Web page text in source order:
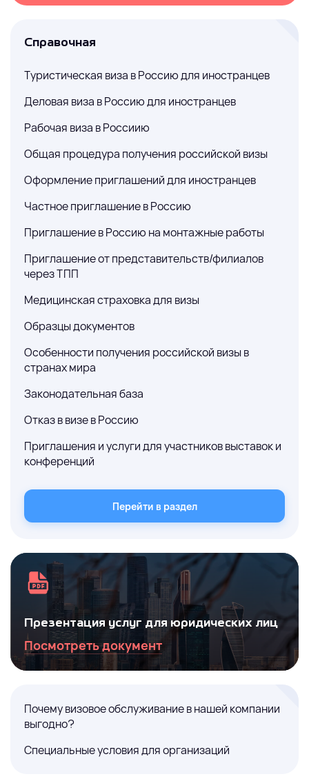
Справочная
Туристическая виза в Россию для иностранцев
Деловая виза в Россию для иностранцев
Рабочая виза в Россиию
Общая процедура получения российской визы
Оформление приглашений для иностранцев
Частное приглашение в Россию
Приглашение в Россию на монтажные работы
Приглашение от представительств/филиалов
через ТПП
Медицинская страховка для визы
Образцы документов
Особенности получения российской визы в
странах мира
Законодательная база
Отказ в визе в Россию
Приглашения и услуги для участников выставок и
конференций
Перейти в раздел
Презентация услуг для юридических лиц
Посмотреть документ
Почему визовое обслуживание в нашей компании
выгодно?
Специальные условия для организаций